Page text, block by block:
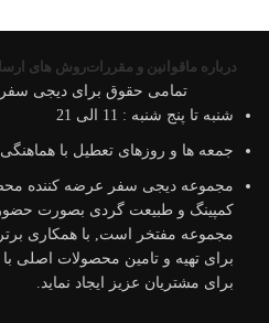
درباره ماقوانین و مقرراتروش های
تمامی حقوق برای دیجی سفر
شنبه تا پنج شنبه : 11 الی 21
جمعه ها و روزهای تعطیل با
مجموعه دیجی سفر عرضه کننده
کمپینگ و طبیعت گردی بصورت
مجموعه مفتخر است, با همکاری
برای تهیه و تامین محصولات اصلی با
برای مشتریان عزیز ایجاد نماید.